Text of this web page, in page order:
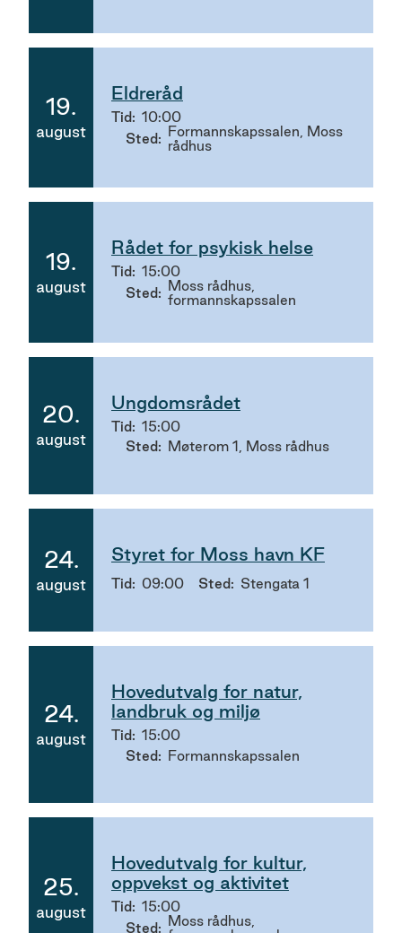
19.
august
2026
Eldreråd
Tid
10:00
Sted
Formannskapssalen, Moss
rådhus
19.
august
2026
Rådet for psykisk helse
Tid
15:00
Sted
Moss rådhus,
formannskapssalen
20.
august
2026
Ungdomsrådet
Tid
15:00
Sted
Møterom 1, Moss rådhus
24.
august
2026
Styret for Moss havn KF
Tid 09:00 Sted Stengata 1
24.
august
2026
Hovedutvalg for natur,
landbruk og miljø
Tid
15:00
Sted
Formannskapssalen
25.
august
2026
Hovedutvalg for kultur,
oppvekst og aktivitet
Tid
15:00
Sted
Moss rådhus,